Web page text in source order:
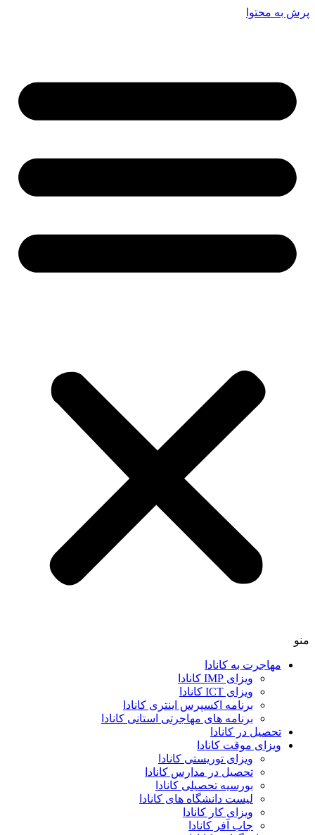
پرش به محتوا
منو
مهاجرت به کانادا
ویزای IMP کانادا
ویزای ICT کانادا
برنامه اکسپرس اینتری کانادا
برنامه های مهاجرتی استانی کانادا
تحصیل در کانادا
ویزای موقت کانادا
ویزای توریستی کانادا
تحصیل در مدارس کانادا
بورسیه تحصیلی کانادا
لیست دانشگاه های کانادا
ویزای کار کانادا
جاب آفر کانادا